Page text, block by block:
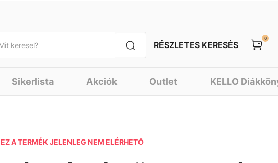
RÉSZLETES KERESÉS
0
Sikerlista Akciók Outlet KELLO
EZ A TERMÉK JELENLEG NEM ELÉRHETŐ